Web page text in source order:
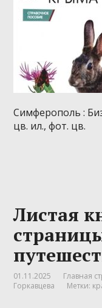
Симферополь :
цв. ил., фот. цв.
Листая
01.11.2025 Главная
Горкавцева
Метки: